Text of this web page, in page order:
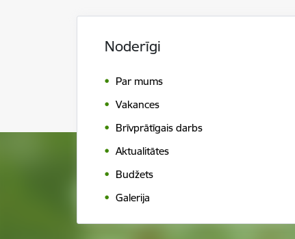
Noderīgi
Par mums
Vakances
Brīvprātīgais darbs
Aktualitātes
Budžets
Galerija